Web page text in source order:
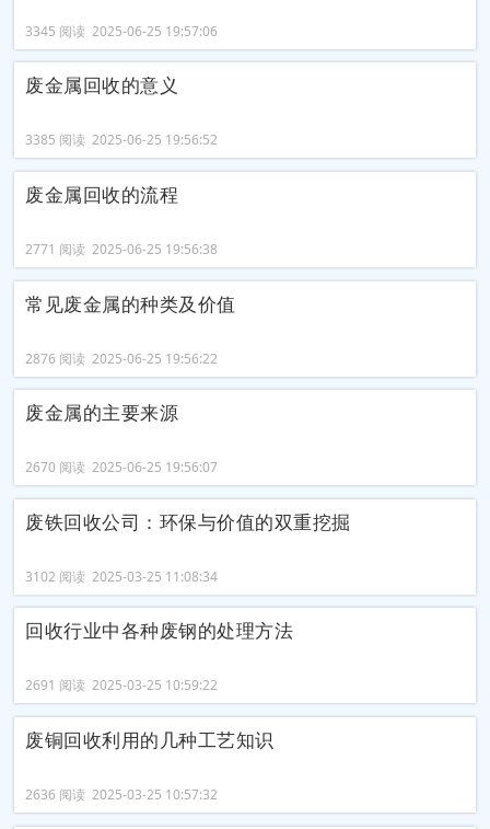
3345 阅读 2025-06-25 19:57:06
废金属回收的意义
3385 阅读 2025-06-25 19:56:52
废金属回收的流程
2771 阅读 2025-06-25 19:56:38
常见废金属的种类及价值
2876 阅读 2025-06-25 19:56:22
废金属的主要来源
2670 阅读 2025-06-25 19:56:07
废铁回收公司：环保与价值的双重挖掘
3102 阅读 2025-03-25 11:08:34
回收行业中各种废钢的处理方法
2691 阅读 2025-03-25 10:59:22
废铜回收利用的几种工艺知识
2636 阅读 2025-03-25 10:57:32